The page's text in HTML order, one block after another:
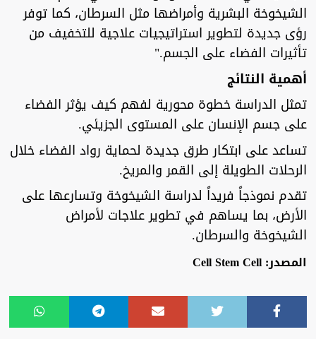
الشيخوخة البشرية وأمراضها مثل السرطان، كما توفر
رؤى جديدة لتطوير استراتيجيات علاجية للتخفيف من
تأثيرات الفضاء على الجسم."
أهمية النتائج
تمثل الدراسة خطوة محورية لفهم كيف يؤثر الفضاء
على جسم الإنسان على المستوى الجزيئي.
تساعد على ابتكار طرق جديدة لحماية رواد الفضاء خلال
الرحلات الطويلة إلى القمر والمريخ.
تقدم نموذجاً فريداً لدراسة الشيخوخة وتسارعها على
الأرض، بما يساهم في تطوير علاجات لأمراض
الشيخوخة والسرطان.
المصدر: Cell Stem Cell